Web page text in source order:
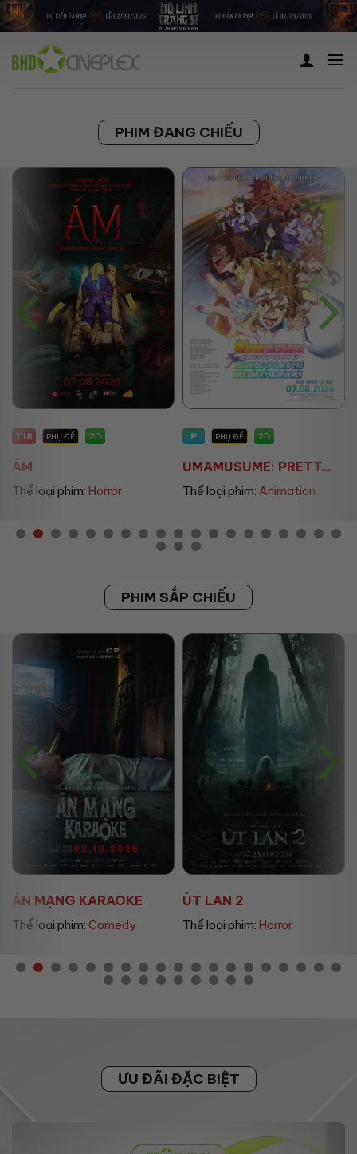
Skip
to
content
PHIM ĐANG CHIẾU
T18 PHỤ ĐỀ 2D
ÁM
Thể loại phim: Horror
P PHỤ ĐỀ 2D
UMAMUSUME: PRETT...
Thể loại phim: Animation
PHIM SẮP CHIẾU
ÁN MẠNG KARAOKE
Thể loại phim: Comedy
ÚT LAN 2
Thể loại phim: Horror
ƯU ĐÃI ĐẶC BIỆT